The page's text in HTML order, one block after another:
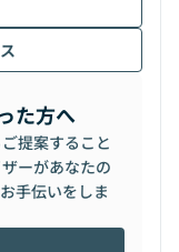
た方へ
提案すること
ーがあなたの
手伝いをしま